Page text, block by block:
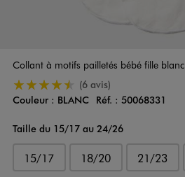
Collant à motifs pailletés bébé fille blanc
4.5/5 de moyenne
(6 avis)
Couleur
Couleur : BLANC Réf. : 50068331
Taille du 15/17 au 24/26
15/17 18/20 21/23